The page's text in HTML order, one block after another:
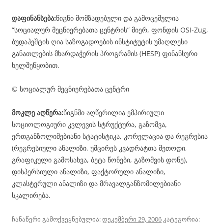
დაფინანსება:წიგნი მომზადებული და გამოცემულია
“სოციალურ მეცნიერებათა ცენტრის” მიერ, ფონდის OSI-Zug,
ბუდაპეშტის ღია საზოგადოების ინსტიტუტის უმაღლესი
განათლების მხარდაჭერის პროგრამის (HESP) ფინანსური
ხელშეწყობით.
© სოციალურ მეცნიერებათა ცენტრი
მოკლე აღწერა:წიგნში აღწერილია ემპირიული
სოციოლოგიური კვლევის სტრუქტურა, გაზომვა,
ერთგანზოლიმებიანი სტატისტიკა, კორელაცია და რეგრესია
(რეგრესიული ანალიზი, უმცირეს კვადრატთა მეთოდი,
გრაფიკული გამოსახვა, ბეტა წონები, გაზომვის დონე),
დისპერსიული ანალიზი, ფაქტორული ანალიზი,
კლასტერული ანალიზი და მრავალგანზომილებიანი
სკალირება.
ჩანაწერი გამოქვეყნებულია:დეკემბერი 29, 2006კატეგორია: